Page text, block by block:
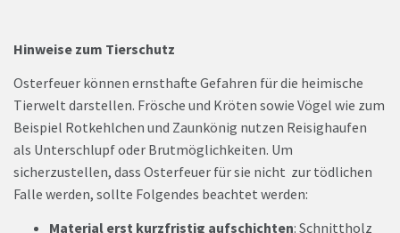
Hinweise zum Tierschutz
Osterfeuer können ernsthafte Gefahren für die heimische
Tierwelt darstellen. Frösche und Kröten sowie Vögel wie zum
Beispiel Rotkehlchen und Zaunkönig nutzen Reisighaufen
als Unterschlupf oder Brutmöglichkeiten. Um
sicherzustellen, dass Osterfeuer für sie nicht zur tödlichen
Falle werden, sollte Folgendes beachtet werden:
Material erst kurzfristig aufschichten: Schnittholz